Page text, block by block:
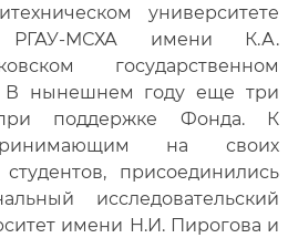
университете
РГАУ-МСХА имени К.А.
государственном
В нынешнем году еще три
поддержке Фонда. К
на своих
присоединились
исследовательский
имени Н.И. Пирогова и